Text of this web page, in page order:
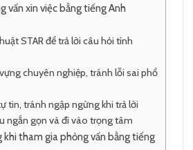
vấn xin việc bằng tiếng Anh
STAR để trả lời câu hỏi tình
chuyên nghiệp, tránh lỗi sai phổ
tin, tránh ngập ngừng khi trả lời
ngắn gọn và đi vào trọng tâm
khi tham gia phỏng vấn bằng tiếng